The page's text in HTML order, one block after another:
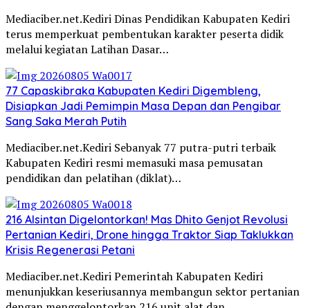
Mediaciber.net.Kediri Dinas Pendidikan Kabupaten Kediri
terus memperkuat pembentukan karakter peserta didik
melalui kegiatan Latihan Dasar…
77 Capaskibraka Kabupaten Kediri Digembleng,
Disiapkan Jadi Pemimpin Masa Depan dan Pengibar
Sang Saka Merah Putih
Mediaciber.net.Kediri Sebanyak 77 putra-putri terbaik
Kabupaten Kediri resmi memasuki masa pemusatan
pendidikan dan pelatihan (diklat)…
216 Alsintan Digelontorkan! Mas Dhito Genjot Revolusi
Pertanian Kediri, Drone hingga Traktor Siap Taklukkan
Krisis Regenerasi Petani
Mediaciber.net.Kediri Pemerintah Kabupaten Kediri
menunjukkan keseriusannya membangun sektor pertanian